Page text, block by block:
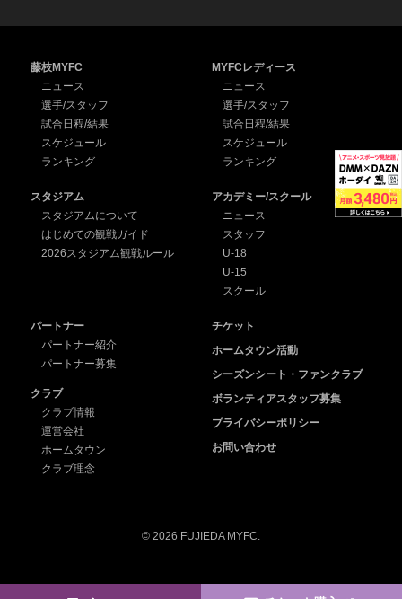
藤枝MYFC
ニュース
選手/スタッフ
試合日程/結果
スケジュール
ランキング
MYFCレディース
ニュース
選手/スタッフ
試合日程/結果
スケジュール
ランキング
スタジアム
スタジアムについて
はじめての観戦ガイド
2026スタジアム観戦ルール
アカデミー/スクール
ニュース
スタッフ
U-18
U-15
スクール
パートナー
パートナー紹介
パートナー募集
クラブ
クラブ情報
運営会社
ホームタウン
クラブ理念
チケット
ホームタウン活動
シーズンシート・ファンクラブ
ボランティアスタッフ募集
プライバシーポリシー
お問い合わせ
© 2026 FUJIEDA MYFC.